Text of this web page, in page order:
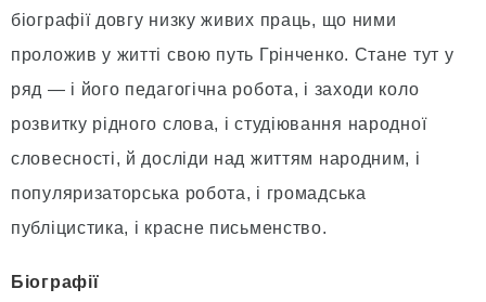
біографії довгу низку живих праць, що ними
проложив у житті свою путь Грінченко. Стане тут у
ряд — і його педагогічна робота, і заходи коло
розвитку рідного слова, і студіювання народної
словесності, й досліди над життям народним, і
популяризаторська робота, і громадська
публіцистика, і красне письменство.
Біографії